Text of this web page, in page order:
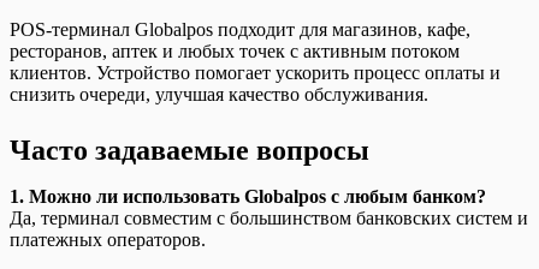
POS-терминал Globalpos подходит для магазинов, кафе,
ресторанов, аптек и любых точек с активным потоком
клиентов. Устройство помогает ускорить процесс оплаты и
снизить очереди, улучшая качество обслуживания.
Часто задаваемые вопросы
1. Можно ли использовать Globalpos с любым банком?
Да, терминал совместим с большинством банковских систем и
платежных операторов.